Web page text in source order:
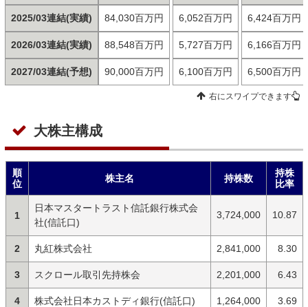
2025/03連結(実績)
2026/03連結(実績)
2027/03連結(予想)
84,030百万円
88,548百万円
90,000百万円
6,052百万円
5,727百万円
6,100百万円
6,424百万円
6,166百万円
6,500百万円
右にスワイプできます
大株主構成
順
位
株主名 持株数
持株
比率
1
日本マスタートラスト信託銀行株式会
社(信託口)
3,724,000 10.87
2 丸紅株式会社 2,841,000 8.30
3 スクロール取引先持株会 2,201,000 6.43
4 株式会社日本カストディ銀行(信託口) 1,264,000 3.69